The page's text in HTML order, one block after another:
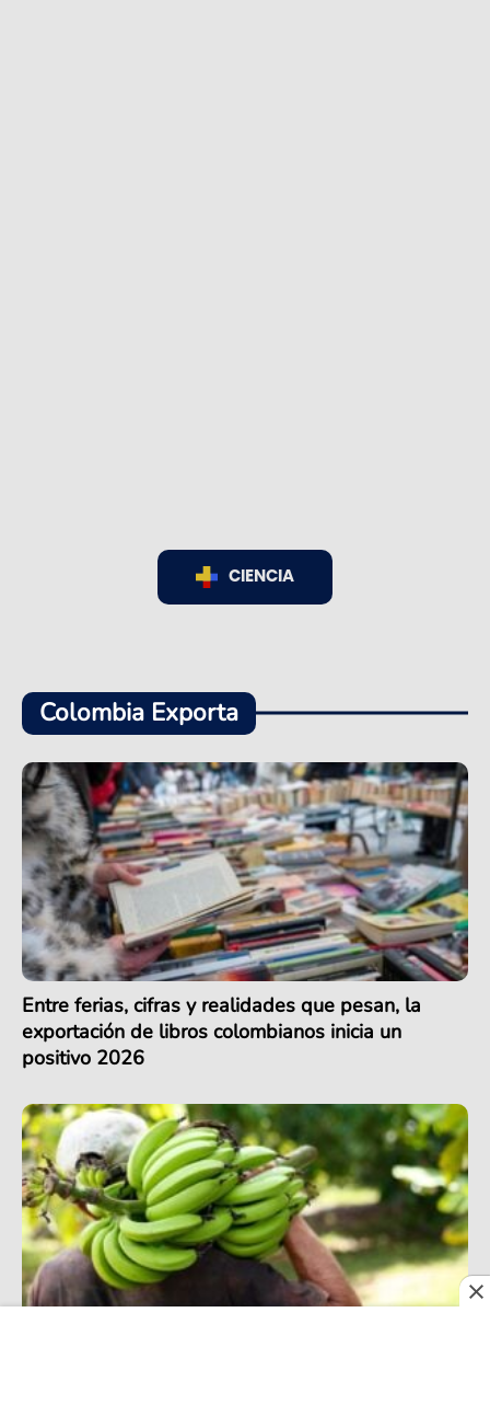
CIENCIA
Colombia Exporta
Entre ferias, cifras y realidades que pesan, la
exportación de libros colombianos inicia un
positivo 2026